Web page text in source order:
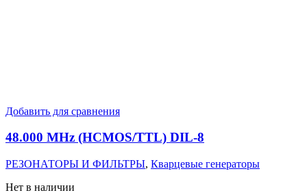
Добавить для сравнения
48.000 MHz (HCMOS/TTL) DIL-8
РЕЗОНАТОРЫ И ФИЛЬТРЫ, Кварцевые генераторы
Нет в наличии